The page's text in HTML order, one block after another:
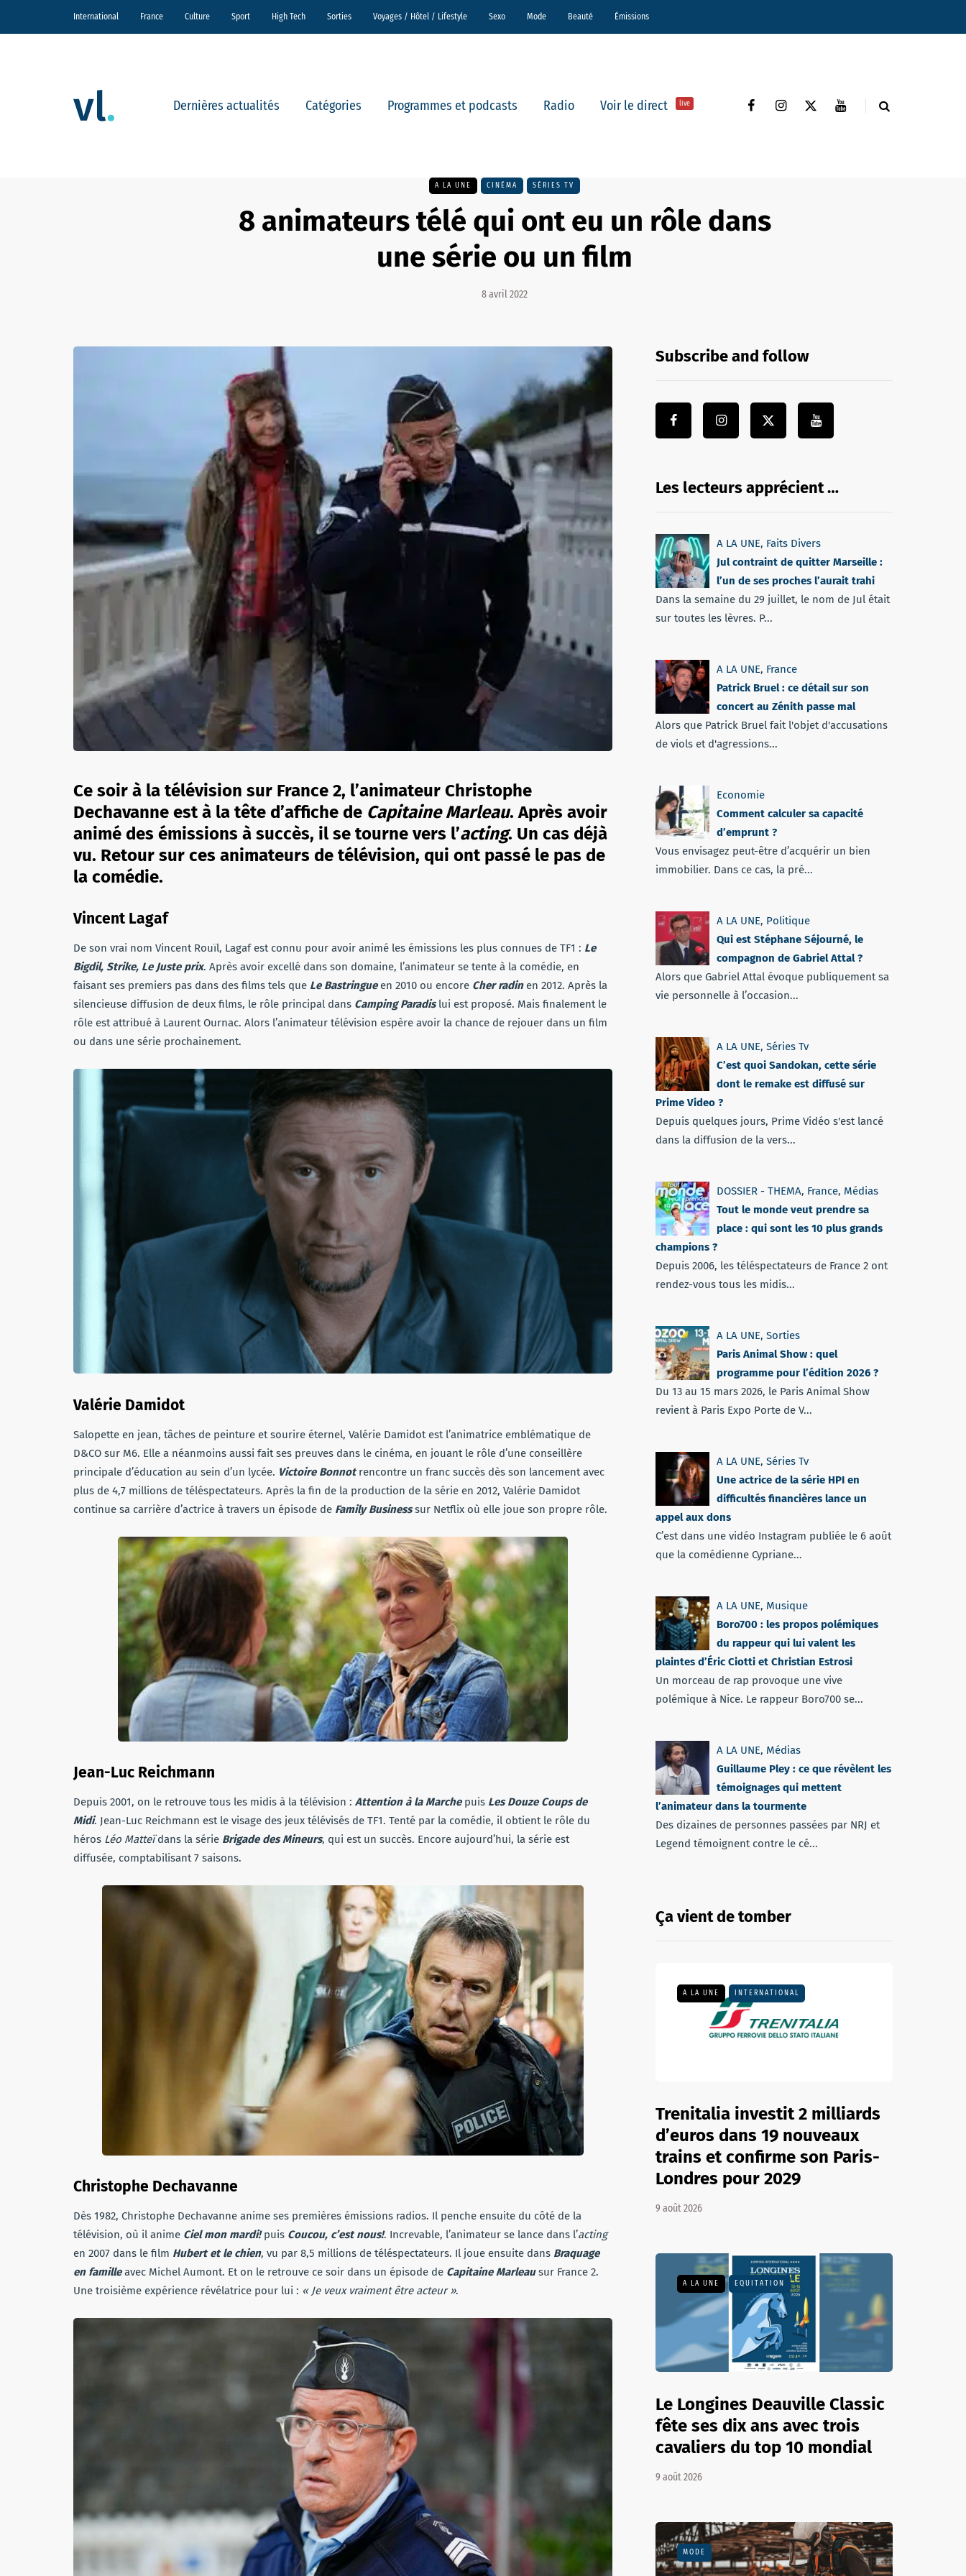
International France Culture Sport High Tech Sorties Voyages / Hôtel / Lifestyle Sexo Mode Beauté Émissions
Dernières actualités Catégories Programmes et podcasts Radio Voir le direct live
A LA UNE CINÉMA SÉRIES TV
8 animateurs télé qui ont eu un rôle dans
une série ou un film
8 avril 2022
Ce soir à la télévision sur France 2, l’animateur Christophe
Dechavanne est à la tête d’affiche de Capitaine Marleau. Après avoir
animé des émissions à succès, il se tourne vers l’acting. Un cas déjà
vu. Retour sur ces animateurs de télévision, qui ont passé le pas de
la comédie.
Vincent Lagaf
De son vrai nom Vincent Rouïl, Lagaf est connu pour avoir animé les émissions les plus connues de TF1 : Le
Bigdil, Strike, Le Juste prix. Après avoir excellé dans son domaine, l’animateur se tente à la comédie, en
faisant ses premiers pas dans des films tels que Le Bastringueen 2010 ou encore Cher radin en 2012. Après la
silencieuse diffusion de deux films, le rôle principal dans Camping Paradislui est proposé. Mais finalement le
rôle est attribué à Laurent Ournac. Alors l’animateur télévision espère avoir la chance de rejouer dans un film
ou dans une série prochainement.
Valérie Damidot
Salopette en jean, tâches de peinture et sourire éternel, Valérie Damidot est l’animatrice emblématique de
D&CO sur M6. Elle a néanmoins aussi fait ses preuves dans le cinéma, en jouant le rôle d’une conseillère
principale d’éducation au sein d’un lycée. Victoire Bonnotrencontre un franc succès dès son lancement avec
plus de 4,7 millions de téléspectateurs. Après la fin de la production de la série en 2012, Valérie Damidot
continue sa carrière d’actrice à travers un épisode de Family Businesssur Netflix où elle joue son propre rôle.
Jean-Luc Reichmann
Depuis 2001, on le retrouve tous les midis à la télévision : Attention à la Marche puis Les Douze Coups de
Midi. Jean-Luc Reichmann est le visage des jeux télévisés de TF1. Tenté par la comédie, il obtient le rôle du
héros Léo Matteïdans la série Brigade des Mineurs, qui est un succès. Encore aujourd’hui, la série est
diffusée, comptabilisant 7 saisons.
Christophe Dechavanne
Dès 1982, Christophe Dechavanne anime ses premières émissions radios. Il penche ensuite du côté de la
télévision, où il anime Ciel mon mardi!puis Coucou, c’est nous!. Increvable, l’animateur se lance dans l’acting
en 2007 dans le film Hubert et le chien, vu par 8,5 millions de téléspectateurs. Il joue ensuite dans Braquage
en familleavec Michel Aumont. Et on le retrouve ce soir dans un épisode de Capitaine Marleausur France 2.
Une troisième expérience révélatrice pour lui : « Je veux vraiment être acteur ».
Subscribe and follow
Les lecteurs apprécient …
A LA UNE, Faits Divers
Jul contraint de quitter Marseille :
l’un de ses proches l’aurait trahi
Dans la semaine du 29 juillet, le nom de Jul était
sur toutes les lèvres. P...
A LA UNE, France
Patrick Bruel : ce détail sur son
concert au Zénith passe mal
Alors que Patrick Bruel fait l'objet d'accusations
de viols et d'agressions...
Economie
Comment calculer sa capacité
d’emprunt ?
Vous envisagez peut-être d’acquérir un bien
immobilier. Dans ce cas, la pré...
A LA UNE, Politique
Qui est Stéphane Séjourné, le
compagnon de Gabriel Attal ?
Alors que Gabriel Attal évoque publiquement sa
vie personnelle à l’occasion...
A LA UNE, Séries Tv
C’est quoi Sandokan, cette série
dont le remake est diffusé sur
Prime Video ?
Depuis quelques jours, Prime Vidéo s'est lancé
dans la diffusion de la vers...
DOSSIER - THEMA, France, Médias
Tout le monde veut prendre sa
place : qui sont les 10 plus grands
champions ?
Depuis 2006, les téléspectateurs de France 2 ont
rendez-vous tous les midis...
A LA UNE, Sorties
Paris Animal Show : quel
programme pour l’édition 2026 ?
Du 13 au 15 mars 2026, le Paris Animal Show
revient à Paris Expo Porte de V...
A LA UNE, Séries Tv
Une actrice de la série HPI en
difficultés financières lance un
appel aux dons
C’est dans une vidéo Instagram publiée le 6 août
que la comédienne Cypriane...
A LA UNE, Musique
Boro700 : les propos polémiques
du rappeur qui lui valent les
plaintes d’Éric Ciotti et Christian Estrosi
Un morceau de rap provoque une vive
polémique à Nice. Le rappeur Boro700 se...
A LA UNE, Médias
Guillaume Pley : ce que révèlent les
témoignages qui mettent
l’animateur dans la tourmente
Des dizaines de personnes passées par NRJ et
Legend témoignent contre le cé...
Ça vient de tomber
A LA UNE INTERNATIONAL
Trenitalia investit 2 milliards
d’euros dans 19 nouveaux
trains et confirme son Paris-
Londres pour 2029
9 août 2026
A LA UNE EQUITATION
Le Longines Deauville Classic
fête ses dix ans avec trois
cavaliers du top 10 mondial
9 août 2026
MODE